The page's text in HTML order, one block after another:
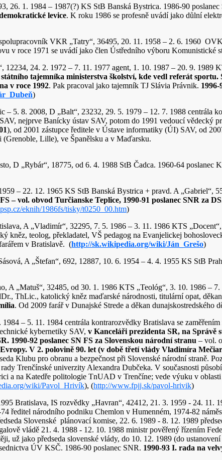
26. 1. 1984 – 1987(?) KS StB Banská Bystrica. 1986-90
levice. K roku 1986 se profesně uvádí jako důlní
VKR „Tatry“, 36495, 20. 11. 1958 – 2. 6. 1960
v roce 1971 se uvádí jako člen Ústředního výboru
12234, 24. 2. 1972 – 7. 11. 1977 agent, 1. 10. 1987 – 20. 9. 1989
tajemníka ministerstva školství, kde vedl referát
v roce 1992. Pak pracoval jako tajemník TJ Slávia Právnik.
)
– 5. 8. 2008, D „Balt“, 23232, 29. 5. 1979 – 12. 7. 1988 centrála
nejprve Banícky ústav SAV, potom do 1991 vedoucí vědecký
), od 2001 zástupce ředitele v Ústave informatiky (ÚI) SAV, od
ve Francii (Grenoble, Lille), ve
D „Rybár“, 18775, od 6. 4. 1988 StB Čadca. 1960-64 poslanec
– 22. 12. 1965 KS StB Banská Bystrica + pravd. A „Gabriel“,
– vol. obvod Turčianske Teplice, 1990-91 poslanec SNR za DS
eknih/1986fs/tisky/t0250_00.htm)
A „Vladimír“, 32295, 7. 5. 1986 – 3. 11. 1986 KTS
kněz, teolog, překladatel, VŠ pedagog na Evanjelickej
v Bratislavě. (http://sk.wikipedia.org/wiki/Ján_Grešo)
A „Štefan“, 692, 12887, 10. 6. 1954 – 4. 4. 1955 KS StB
A „Matuš“, 32485, od 30. 1. 1986 KTS „Teológ“, 3. 10. 1986 –
ThLic., katolický kněz maďarské národnosti, titulární opat,
. Od 2009 farář v Dunajské Strede a děkan dunajskostredského
1984 – 5. 11. 1984 centrála kontrarozvědky Bratislava se
kybernetiky SAV, v Kanceláři prezidenta SR, na Správě
1990-92 poslanec SN FS za Slovenskou národní stranu – vol.
V 2. polovině 90. let (v době třetí vlády Vladimíra
Klubu pro obranu a bezpečnost při Slovenské národní straně.
Trenčínské univerzity Alexandra Dubčeka. V současnosti
a na Katedře politologie TnUAD v Trenčíne; vede výuku v
wiki/Pavol_Hrivík), (http://www.fpjj.sk/pavol-hrivik)
Bratislava, IS rozvědky „Havran“, 42412, 21. 3. 1959 - 24.
ředitel národního podniku Chemlon v Humenném, 1974-82
Slovenské plánovací komise, 22. 6. 1989 - 8. 12. 1989
vládě 21. 4. 1988 - 12. 10. 1988 ministr pověřený řízením
už jako předseda slovenské vlády, do 10. 12. 1989 (do
ÚV KSČ. 1986-90 poslanec SNR. 1990-93 I. rada na